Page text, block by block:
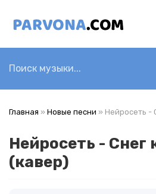
Главная » Новые песни » Нейросеть -
Нейросеть - Снег
(кавер)